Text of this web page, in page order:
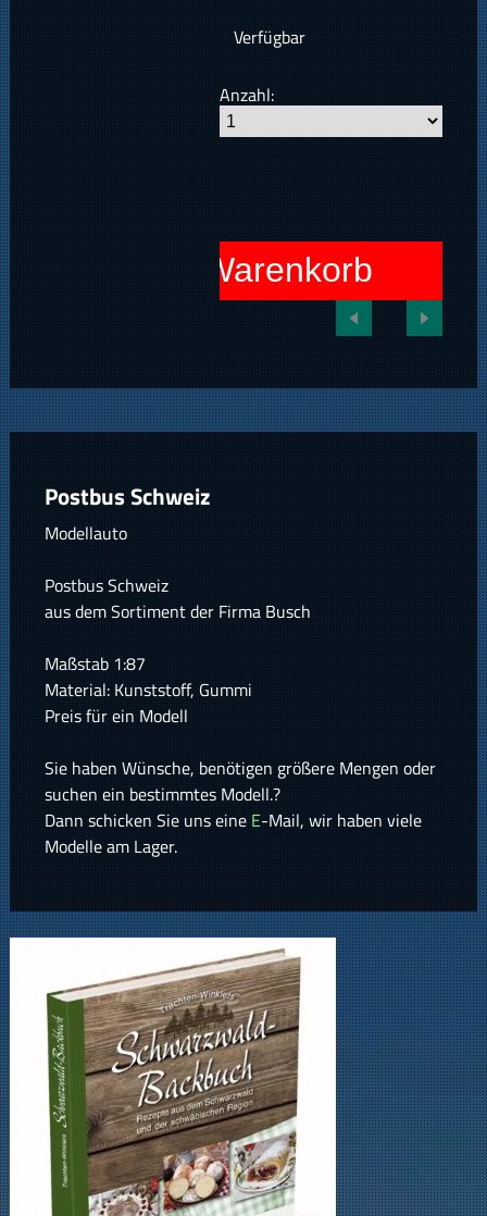
Verfügbar
Anzahl:
In den Warenkorb
Postbus Schweiz
Modellauto
Postbus Schweiz
aus dem Sortiment der Firma Busch
Maßstab 1:87
Material: Kunststoff, Gummi
Preis für ein Modell
Sie haben Wünsche, benötigen größere Mengen oder
suchen ein bestimmtes Modell.?
Dann schicken Sie uns eine E-Mail, wir haben viele
Modelle am Lager.